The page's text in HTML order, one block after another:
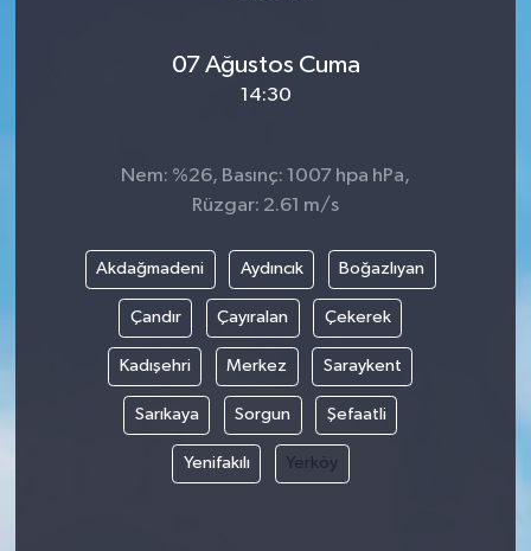
07 Ağustos Cuma
14:30
Nem: %26, Basınç: 1007 hpa hPa,
Rüzgar: 2.61 m/s
Akdağmadeni Aydıncık Boğazlıyan
Çandır Çayıralan Çekerek
Kadışehri Merkez Saraykent
Sarıkaya Sorgun Şefaatli
Yenifakılı Yerköy